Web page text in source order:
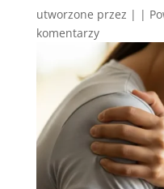
utworzone przez | |
komentarzy